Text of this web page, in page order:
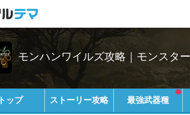
モンハンワイルズ攻略｜モンスタ
トップ ストーリー攻略 最強武器種